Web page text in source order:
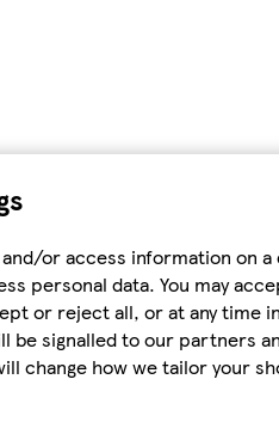
or access information on a
personal data. You may
or reject all, or at any time
be signalled to our partners
change how we tailor your